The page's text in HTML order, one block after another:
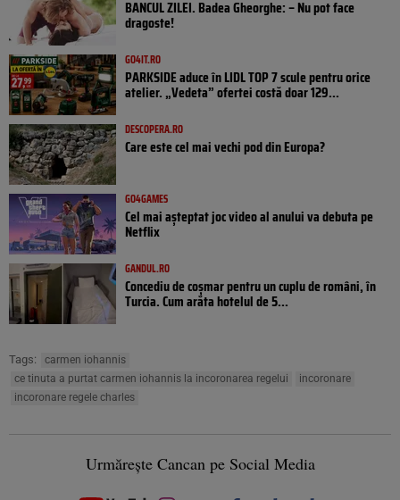
BANCUL ZILEI. Badea Gheorghe: – Nu pot face
dragoste!
GO4IT.RO
PARKSIDE aduce în LIDL TOP 7 scule pentru orice
atelier. „Vedeta” ofertei costă doar 129...
DESCOPERA.RO
Care este cel mai vechi pod din Europa?
GO4GAMES
Cel mai așteptat joc video al anului va debuta pe
Netflix
GANDUL.RO
Concediu de coșmar pentru un cuplu de români, în
Turcia. Cum arăta hotelul de 5...
Tags:
carmen iohannis
ce tinuta a purtat carmen iohannis la incoronarea regelui
incoronare
incoronare regele charles
Urmărește Cancan pe Social Media